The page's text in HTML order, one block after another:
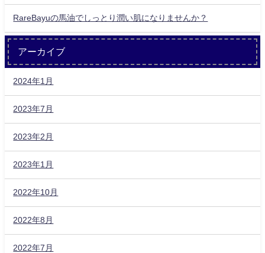
RareBayuの馬油でしっとり潤い肌になりませんか？
アーカイブ
2024年1月
2023年7月
2023年2月
2023年1月
2022年10月
2022年8月
2022年7月